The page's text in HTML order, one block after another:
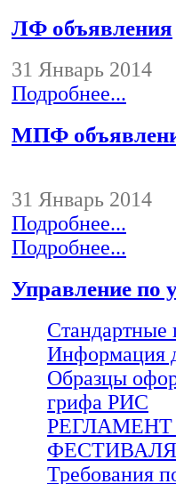
ЛФ объявления
31 Январь 2014
Подробнее...
МПФ
31 Январь 2014
Подробнее...
Подробнее...
Управление по
Информация
Образцы
грифа РИС
Требования